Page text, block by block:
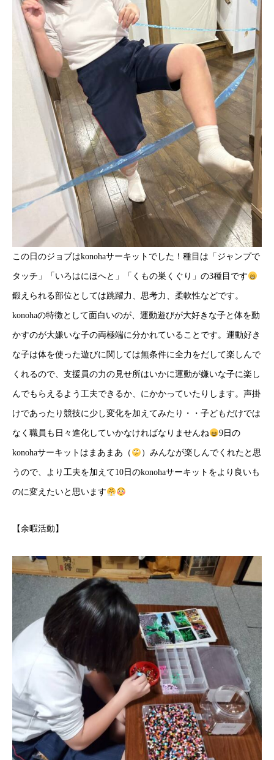
この日のジョブはkonohaサーキットでした！種目は「ジャンプで
タッチ」「いろはにほへと」「くもの巣くぐり」の3種目です
鍛えられる部位としては跳躍力、思考力、柔軟性などです。
konohaの特徴として面白いのが、運動遊びが大好きな子と体を動
かすのが大嫌いな子の両極端に分かれていることです。運動好き
な子は体を使った遊びに関しては無条件に全力をだして楽しんで
くれるので、支援員の力の見せ所はいかに運動が嫌いな子に楽し
んでもらえるよう工夫できるか、にかかっていたりします。声掛
けであったり競技に少し変化を加えてみたり・・子どもだけでは
なく職員も日々進化していかなければなりませんね 9日の
konohaサーキットはまあまあ（ ）みんなが楽しんでくれたと思
うので、より工夫を加えて10日のkonohaサーキットをより良いも
のに変えたいと思います
【余暇活動】